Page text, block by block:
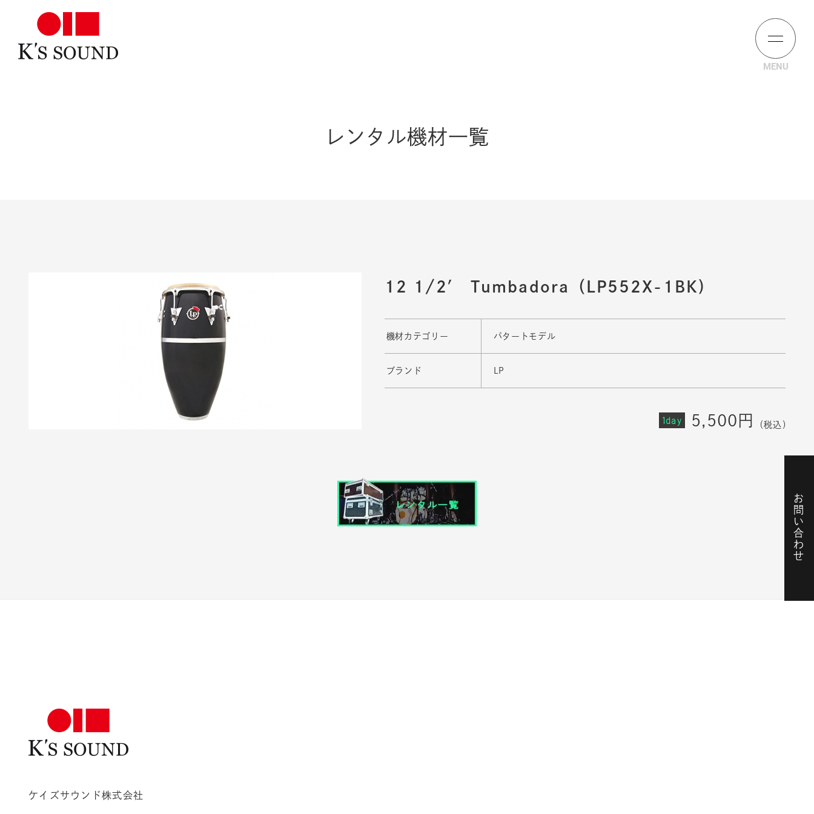
お問い合わせ
レンタル機材一覧
12 1/2′ Tumbadora（LP552X-1BK)
機材カテゴリー パタートモデル
ブランド LP
1day 5,500円 （税込）
ケイズサウンド株式会社